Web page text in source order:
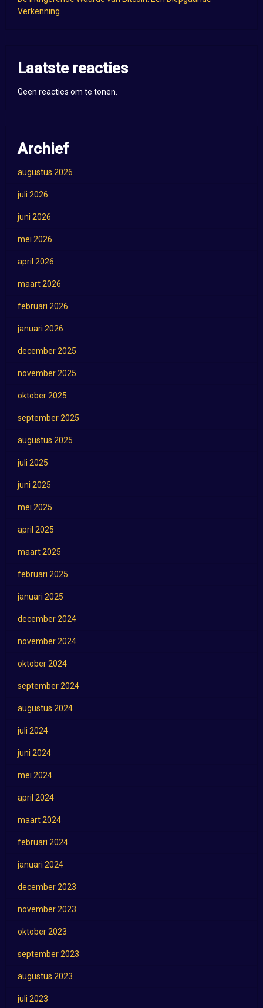
Verkenning
Laatste reacties
Geen reacties om te tonen.
Archief
augustus 2026
juli 2026
juni 2026
mei 2026
april 2026
maart 2026
februari 2026
januari 2026
december 2025
november 2025
oktober 2025
september 2025
augustus 2025
juli 2025
juni 2025
mei 2025
april 2025
maart 2025
februari 2025
januari 2025
december 2024
november 2024
oktober 2024
september 2024
augustus 2024
juli 2024
juni 2024
mei 2024
april 2024
maart 2024
februari 2024
januari 2024
december 2023
november 2023
oktober 2023
september 2023
augustus 2023
juli 2023